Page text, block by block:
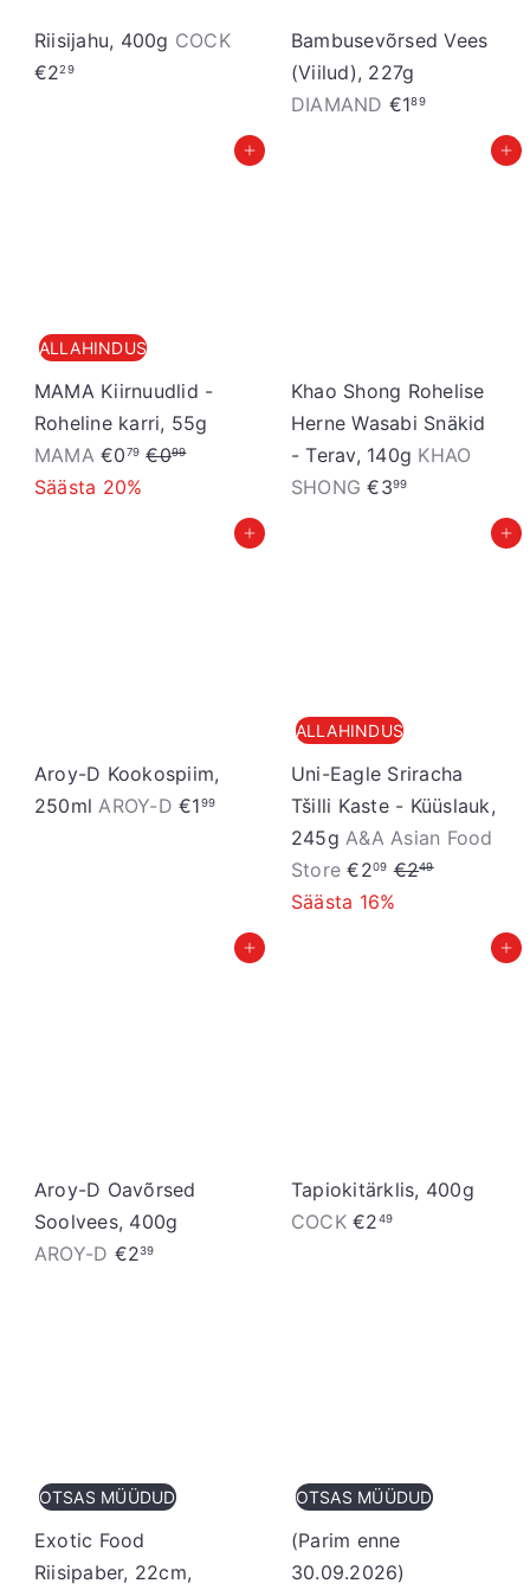
Riisijahu, 400g COCK
€229
Bambusevõrsed Vees
(Viilud), 227g
DIAMAND €189
Lisa ostukorvi
ALLAHINDUS
MAMA Kiirnuudlid -
Roheline karri, 55g
MAMAS
o
€079 T
€099
Säästa 20%
Lisa ostukorvi
Khao Shong Rohelise
Herne Wasabi Snäkid
- Terav, 140g KHAO
SHONG€399
Lisa ostukorvi
Aroy-D Kookospiim,
250mlAROY-D€199
Lisa ostukorvi
ALLAHINDUS
Uni-Eagle Sriracha
Tšilli Kaste - Küüslauk,
245gA&A Asian Food
StoreS
o
€209 T
a
€249
Säästa 16%
Lisa ostukorvi
Aroy-D Oavõrsed
Soolvees, 400g
AROY-D €239
Lisa ostukorvi
Tapiokitärklis, 400g
COCK€249
OTSAS MÜÜDUD
Exotic Food
Riisipaber, 22cm,
OTSAS MÜÜDUD
(Parim enne
30.09.2026)